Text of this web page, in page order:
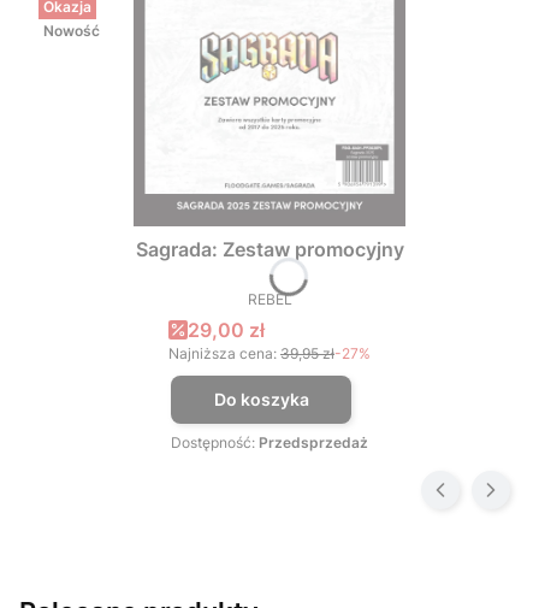
Okazja
Nowość
Sagrada: Zestaw promocyjny
PRODUCENT
REBEL
Cena promocyjna
29,00 zł
Najniższa cena: 39,95 zł-27%
Do koszyka
Dostępność: Przedsprzedaż